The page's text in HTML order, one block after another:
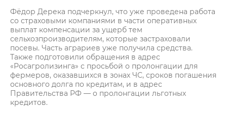
Фёдор Дерека подчеркнул, что уже проведена работа
со страховыми компаниями в части оперативных
выплат компенсации за ущерб тем
сельхозпроизводителям, которые застраховали
посевы. Часть аграриев уже получила средства.
Также подготовили обращения в адрес
«Росагролизинга» с просьбой о пролонгации для
фермеров, оказавшихся в зонах ЧС, сроков погашения
основного долга по кредитам, и в адрес
Правительства РФ — о пролонгации льготных
кредитов.